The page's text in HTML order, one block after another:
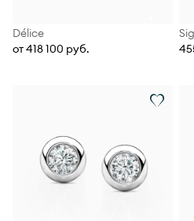
Délice
от 418 100 руб.